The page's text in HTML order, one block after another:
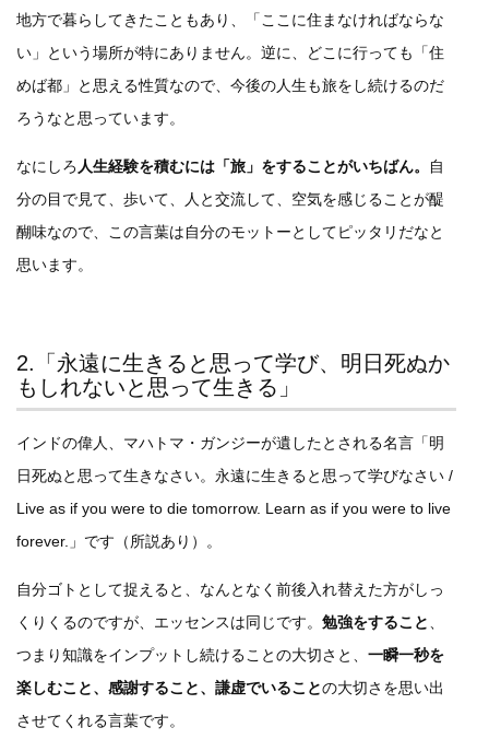
地方で暮らしてきたこともあり、「ここに住まなければならな
い」という場所が特にありません。逆に、どこに行っても「住
めば都」と思える性質なので、今後の人生も旅をし続けるのだ
ろうなと思っています。
なにしろ 人生経験を積むには「旅」をすることがいちばん。
自
分の目で見て、歩いて、人と交流して、空気を感じることが醍
醐味なので、この言葉は自分のモットーとしてピッタリだなと
思います。
2.「永遠に生きると思って学び、明日死ぬか
もしれないと思って生きる」
インドの偉人、マハトマ・ガンジーが遺したとされる名言「明
日死ぬと思って生きなさい。永遠に生きると思って学びなさい /
Live as if you were to die tomorrow. Learn as if you were to live
forever.」です（所説あり）。
自分ゴトとして捉えると、なんとなく前後入れ替えた方がしっ
くりくるのですが、エッセンスは同じです。 勉強をすること
つまり知識をインプットし続けることの大切さと、 一瞬一秒を
楽しむこと、感謝すること、謙虚でいることの大切さを思い出
させてくれる言葉です。